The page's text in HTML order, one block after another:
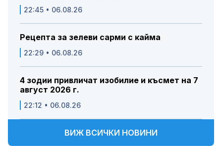
22:45 • 06.08.26
Рецепта за зелеви сарми с кайма
22:29 • 06.08.26
4 зодии привличат изобилие и късмет на 7
август 2026 г.
22:12 • 06.08.26
ВИЖ ВСИЧКИ НОВИНИ